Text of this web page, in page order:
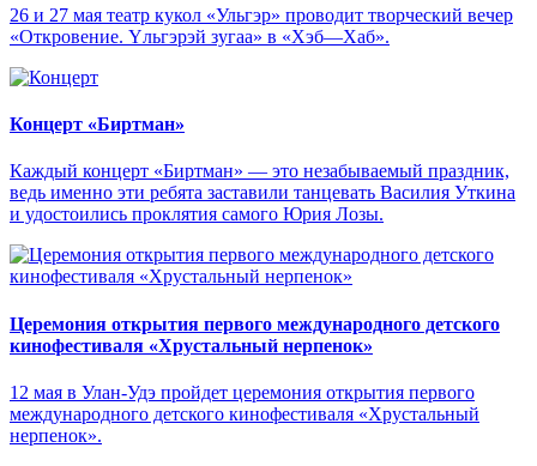
26 и 27 мая театр кукол «Ульгэр» проводит творческий вечер
«Откровение. Yльгэрэй зугаа» в «Хэб—Хаб».
Концерт «Биртман»
Каждый концерт «Биртман» — это незабываемый праздник,
ведь именно эти ребята заставили танцевать Василия Уткина
и удостоились проклятия самого Юрия Лозы.
Церемония открытия первого международного детского
кинофестиваля «Хрустальный нерпенок»
12 мая в Улан-Удэ пройдет церемония открытия первого
международного детского кинофестиваля «Хрустальный
нерпенок».